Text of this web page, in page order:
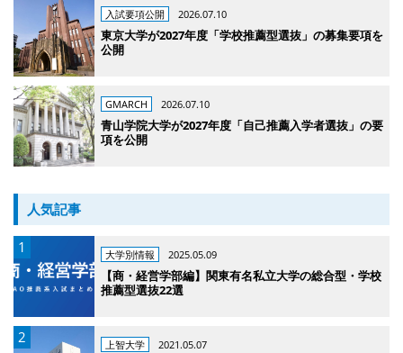
入試要項公開 2026.07.10
東京大学が2027年度「学校推薦型選抜」の募集要項を
公開
GMARCH 2026.07.10
青山学院大学が2027年度「自己推薦入学者選抜」の要
項を公開
人気記事
大学別情報 2025.05.09
【商・経営学部編】関東有名私立大学の総合型・学校
推薦型選抜22選
上智大学 2021.05.07